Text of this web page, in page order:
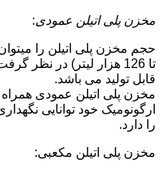
مخزن پلی اتیلن عمودی:
تا 126 هزار لیتر) در نظر
قابل تولید می باشد.
مخزن پلی اتیلن عمودی
ارگونومیک خود توانایی
را دارد.
مخزن پلی اتیلن مکعبی: